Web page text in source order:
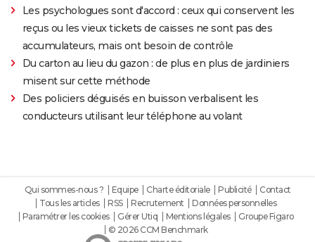
Les psychologues sont d'accord : ceux qui conservent les
reçus ou les vieux tickets de caisses ne sont pas des
accumulateurs, mais ont besoin de contrôle
Du carton au lieu du gazon : de plus en plus de jardiniers
misent sur cette méthode
Des policiers déguisés en buisson verbalisent les
conducteurs utilisant leur téléphone au volant
Qui sommes-nous ? Equipe Charte éditoriale Publicité
Contact
Tous les articles
RSS Recrutement
Données personnelles
Paramétrer les cookies
Gérer Utiq Mentions légales
Groupe Figaro
© 2026 CCM Benchmark